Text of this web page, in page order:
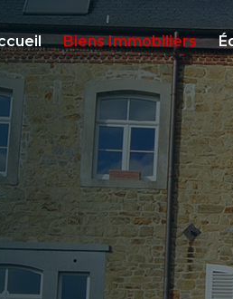
Biens Immobiliers